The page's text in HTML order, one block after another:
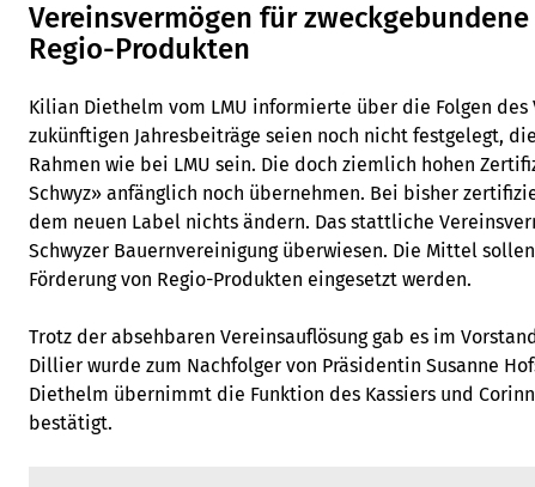
Vereinsvermögen für
Regio-Produkten
Kilian Diethelm vom LMU informierte über die Folgen des
zukünftigen Jahresbeiträge seien noch nicht festgelegt,
Rahmen wie bei LMU sein. Die doch ziemlich hohen
Schwyz» anfänglich noch übernehmen. Bei bisher
dem neuen Label nichts ändern. Das stattliche
Schwyzer Bauernvereinigung überwiesen. Die Mittel
Förderung von Regio-Produkten eingesetzt werden.
Trotz der absehbaren Vereinsauflösung gab es im
Dillier wurde zum Nachfolger von Präsidentin Susanne
Diethelm übernimmt die Funktion des Kassiers und
bestätigt.